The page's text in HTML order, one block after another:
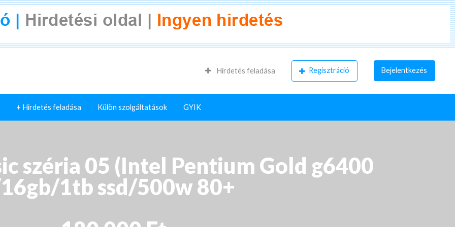
Hirdetés feladása Regisztráció Bejelentkezés
+ Hirdetés feladása Külön szolgáltatások GYIK
széria 05 (Intel Pentium Gold g6400
1tb ssd/500w 80+